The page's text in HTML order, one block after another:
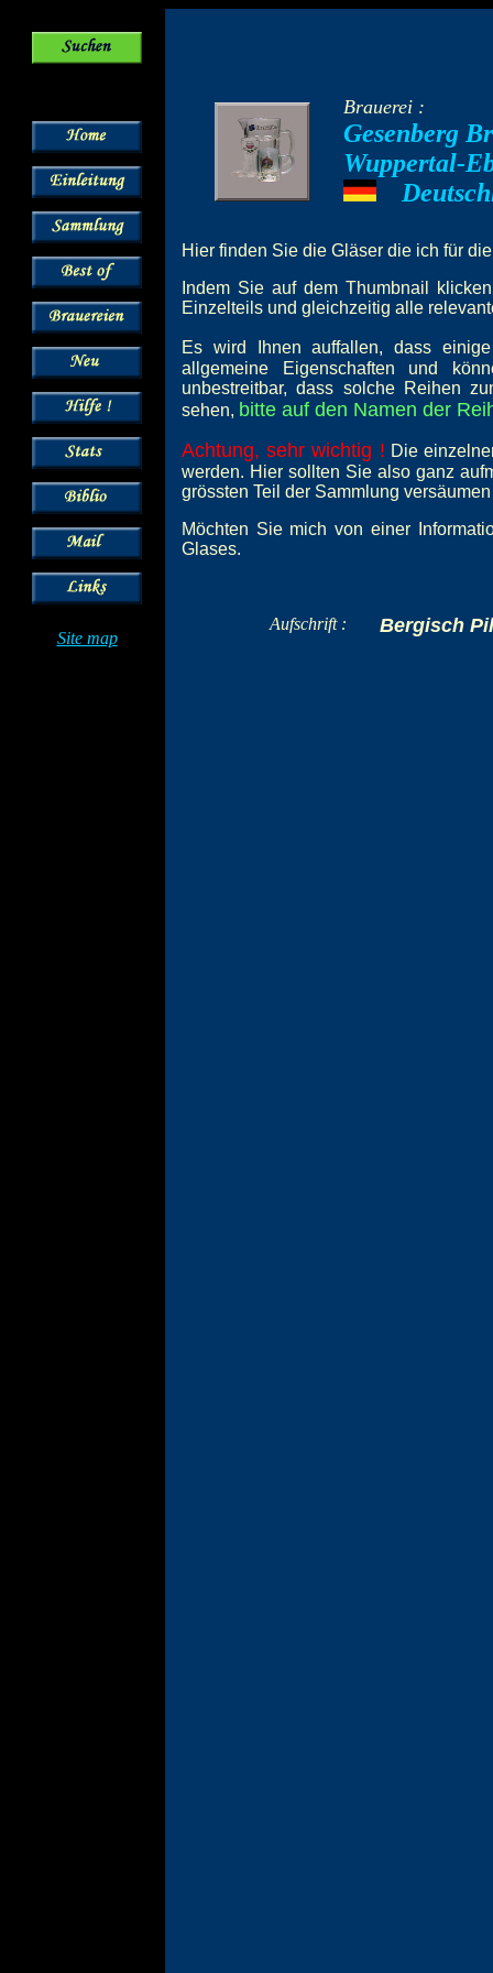
Site map
Brauerei :
Gesenberg
Wuppertal-
Hier finden Sie die Gläser die ich für
Indem Sie auf dem Thumbnail
Einzelteils und gleichzeitig alle
Es wird Ihnen auffallen, dass
allgemeine Eigenschaften und
unbestreitbar, dass solche Reihen
sehen, bitte auf den Namen der
Achtung, sehr wichtig ! Die
werden. Hier sollten Sie also ganz
grössten Teil der Sammlung versäumen
Möchten Sie mich von einer
Glases.
Aufschrift : Bergisch